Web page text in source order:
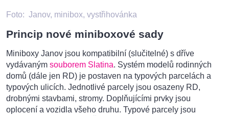
Foto: Janov, minibox, vystřihovánka
Princip nové miniboxové sady
Miniboxy Janov jsou kompatibilní (slučitelné) s dříve
vydávaným souborem Slatina. Systém modelů rodinných
domů (dále jen RD) je postaven na typových parcelách a
typových ulicích. Jednotlivé parcely jsou osazeny RD,
drobnými stavbami, stromy. Doplňujícími prvky jsou
oplocení a vozidla všeho druhu. Typové parcely jsou